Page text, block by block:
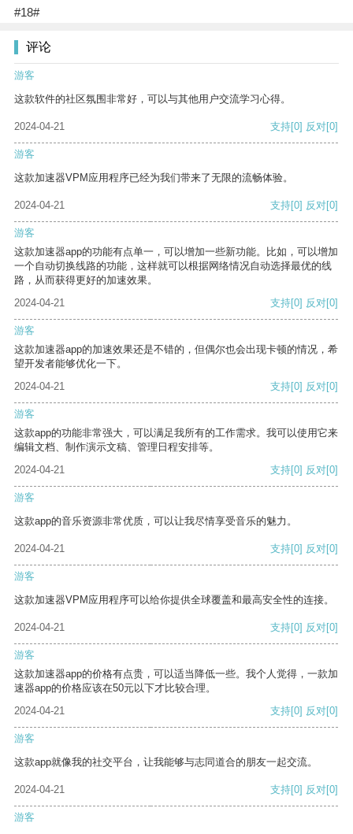
#18#
评论
游客
这款软件的社区氛围非常好，可以与其他用户交流学习心得。
2024-04-21 支持[0] 反对[0]
游客
这款加速器VPM应用程序已经为我们带来了无限的流畅体验。
2024-04-21 支持[0] 反对[0]
游客
这款加速器app的功能有点单一，可以增加一些新功能。比如，可以增加
一个自动切换线路的功能，这样就可以根据网络情况自动选择最优的线
路，从而获得更好的加速效果。
2024-04-21
支持[0] 反对[0]
游客
这款加速器app的加速效果还是不错的，但偶尔也会出现卡顿的情况，希
望开发者能够优化一下。
2024-04-21
支持[0] 反对[0]
游客
这款app的功能非常强大，可以满足我所有的工作需求。我可以使用它来
编辑文档、制作演示文稿、管理日程安排等。
2024-04-21
支持[0] 反对[0]
游客
这款app的音乐资源非常优质，可以让我尽情享受音乐的魅力。
2024-04-21 支持[0] 反对[0]
游客
这款加速器VPM应用程序可以给你提供全球覆盖和最高安全性的连接。
2024-04-21 支持[0] 反对[0]
游客
这款加速器app的价格有点贵，可以适当降低一些。我个人觉得，一款加
速器app的价格应该在50元以下才比较合理。
2024-04-21
支持[0] 反对[0]
游客
这款app就像我的社交平台，让我能够与志同道合的朋友一起交流。
2024-04-21 支持[0] 反对[0]
游客